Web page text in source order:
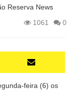
Reserva News
1061
0
feira (6) os